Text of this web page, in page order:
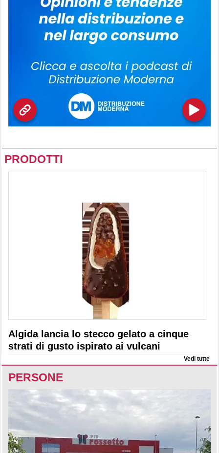
PRODOTTI
Algida lancia lo stecco gelato a cinque
strati di gusto ispirato ai vulcani
Vedi tutte
PERSONE